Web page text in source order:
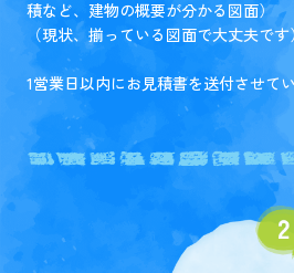
積など、建物の概要が分かる図面）
（現状、揃っている図面で大丈夫です）
1営業日以内にお見積書を送付させて